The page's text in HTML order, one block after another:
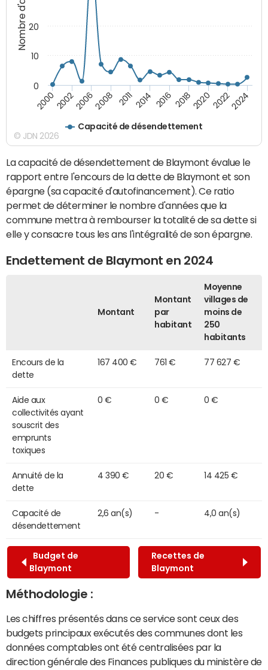
Capacité de désendettement
2000200220062008 2011 2014 2016 2018202020222024
0
10
20
© JDN 2026
La capacité de désendettement de Blaymont évalue le
rapport entre l'encours de la dette de Blaymont et son
épargne (sa capacité d'autofinancement). Ce ratio
permet de déterminer le nombre d'années que la
commune mettra à rembourser la totalité de sa dette si
elle y consacre tous les ans l'intégralité de son épargne.
Endettement de Blaymont en 2024
Montant
Montant
par
habitant
Moyenne
villages de
moins de
250
habitants
Encours de la
dette
167 400 € 761 € 77 627 €
Aide aux
collectivités ayant
souscrit des
emprunts
toxiques
0 € 0 € 0 €
Annuité de la
dette
4 390 € 20 € 14 425 €
Capacité de
désendettement
2,6 an(s) - 4,0 an(s)
Budget de
Blaymont
Recettes de
Blaymont
Méthodologie :
Les chiffres présentés dans ce service sont ceux des
budgets principaux exécutés des communes dont les
données comptables ont été centralisées par la
direction générale des Finances publiques du ministère de